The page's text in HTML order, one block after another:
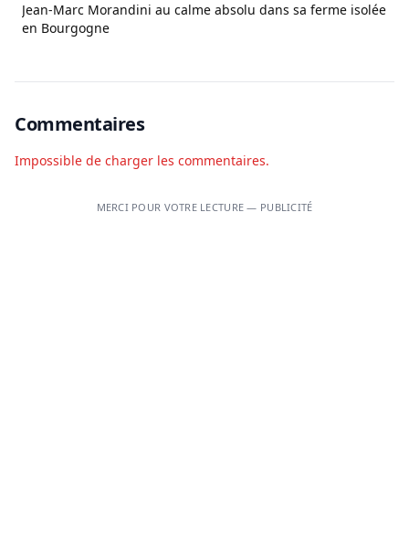
Jean-Marc Morandini au calme absolu dans sa ferme isolée
en Bourgogne
Commentaires
Impossible de charger les commentaires.
MERCI POUR VOTRE LECTURE — PUBLICITÉ